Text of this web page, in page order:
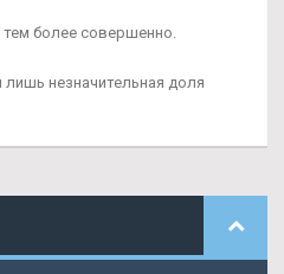
более совершенно.
лишь незначительная доля